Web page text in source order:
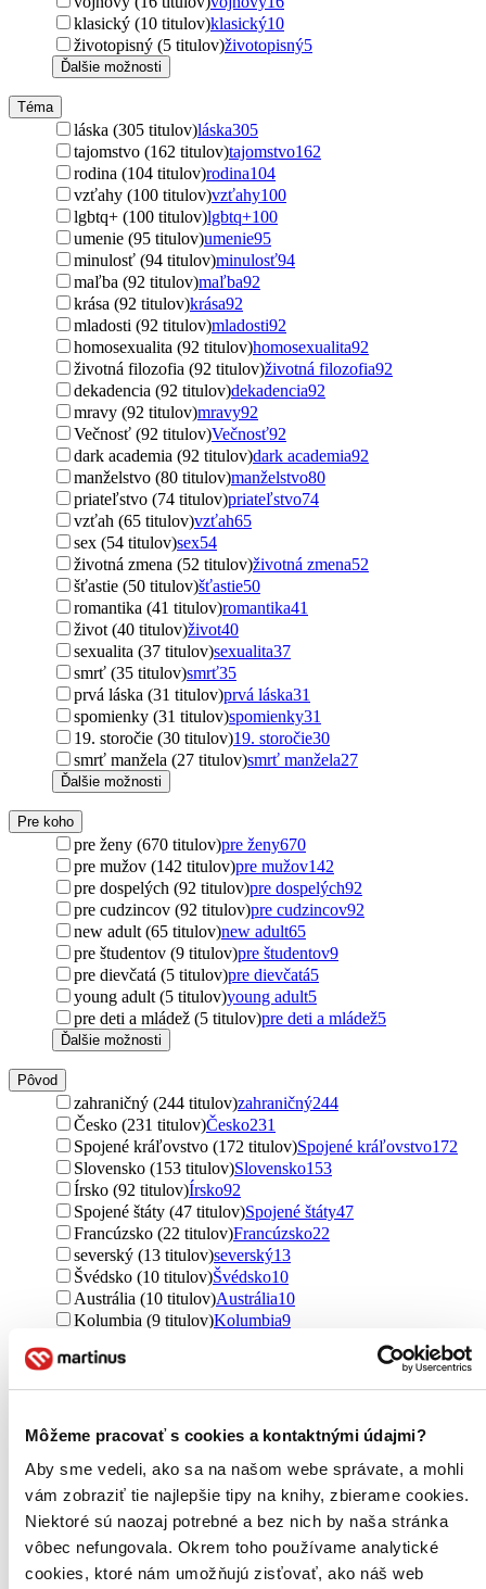
Môžeme pracovať s cookies a kontaktnými údajmi?
Aby sme vedeli, ako sa na našom webe správate, a mohli
vám zobraziť tie najlepšie tipy na knihy, zbierame cookies.
Niektoré sú naozaj potrebné a bez nich by naša stránka
vôbec nefungovala. Okrem toho používame analytické
cookies, ktoré nám umožňujú zisťovať, ako náš web
klasický (10 titulov)klasický10
životopisný (5 titulov)životopisný5
Ďalšie možnosti
Téma
láska (305 titulov)láska305
tajomstvo (162 titulov)tajomstvo162
rodina (104 titulov)rodina104
vzťahy (100 titulov)vzťahy100
lgbtq+ (100 titulov)lgbtq+100
umenie (95 titulov)umenie95
minulosť (94 titulov)minulosť94
maľba (92 titulov)maľba92
krása (92 titulov)krása92
mladosti (92 titulov)mladosti92
homosexualita (92 titulov)homosexualita92
životná filozofia (92 titulov)životná filozofia92
dekadencia (92 titulov)dekadencia92
mravy (92 titulov)mravy92
Večnosť (92 titulov)Večnosť92
dark academia (92 titulov)dark academia92
manželstvo (80 titulov)manželstvo80
priateľstvo (74 titulov)priateľstvo74
vzťah (65 titulov)vzťah65
sex (54 titulov)sex54
životná zmena (52 titulov)životná zmena52
šťastie (50 titulov)šťastie50
romantika (41 titulov)romantika41
život (40 titulov)život40
sexualita (37 titulov)sexualita37
smrť (35 titulov)smrť35
prvá láska (31 titulov)prvá láska31
spomienky (31 titulov)spomienky31
19. storočie (30 titulov)19. storočie30
smrť manžela (27 titulov)smrť manžela27
Ďalšie možnosti
Pre koho
pre ženy (670 titulov)pre ženy670
pre mužov (142 titulov)pre mužov142
pre dospelých (92 titulov)pre dospelých92
pre cudzincov (92 titulov)pre cudzincov92
new adult (65 titulov)new adult65
pre študentov (9 titulov)pre študentov9
pre dievčatá (5 titulov)pre dievčatá5
young adult (5 titulov)young adult5
pre deti a mládež (5 titulov)pre deti a mládež5
Ďalšie možnosti
Pôvod
zahraničný (244 titulov)zahraničný244
Česko (231 titulov)Česko231
Spojené kráľovstvo (172 titulov)Spojené kráľovstvo172
Slovensko (153 titulov)Slovensko153
Írsko (92 titulov)Írsko92
Spojené štáty (47 titulov)Spojené štáty47
Francúzsko (22 titulov)Francúzsko22
severský (13 titulov)severský13
Švédsko (10 titulov)Švédsko10
Austrália (10 titulov)Austrália10
Kolumbia (9 titulov)Kolumbia9
Rakúsko (4 tituly)
Nórsko (3 tituly)Nórsko3
romány (676 titulov)romány676
poviedky (231 titulov)poviedky231
učebnice (92 titulov) učebnice
fejtóny (9 titulov)
novela (4 tituly)novela4
Ďalšie možnosti